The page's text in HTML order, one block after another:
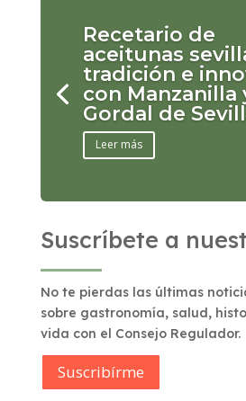
Recetario de
aceitunas
tradición e
con Manzanilla
Gordal de
Leer más
Suscríbete a
No te pierdas las últimas
sobre gastronomía, salud,
vida con el Consejo Regulador.
Suscribírme